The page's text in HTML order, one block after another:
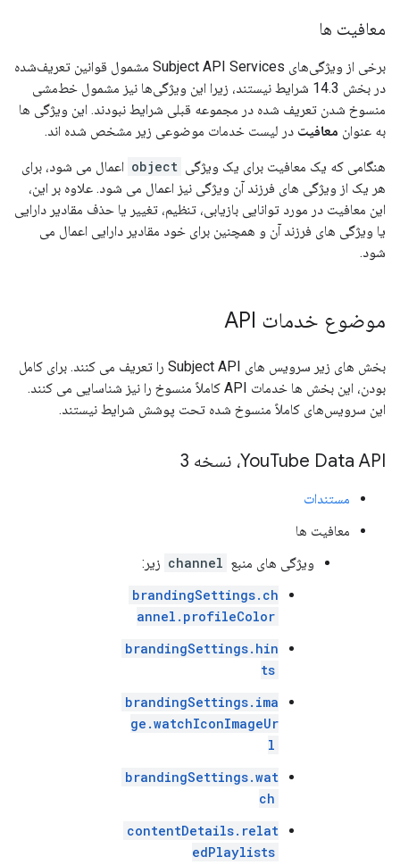
معافیت ها
برخی از ویژگی‌های Subject API Services مشمول قوانین تعریف‌شده
در بخش 14.3 شرایط نیستند، زیرا این ویژگی‌ها نیز مشمول خط‌مشی
منسوخ شدن تعریف شده در مجموعه قبلی شرایط نبودند. این ویژگی ها
به عنوان معافیت در لیست خدمات موضوعی زیر مشخص شده اند.
هنگامی که یک معافیت برای یک ویژگی object اعمال می شود، برای
هر یک از ویژگی های فرزند آن ویژگی نیز اعمال می شود. علاوه بر این،
این معافیت در مورد توانایی بازیابی، تنظیم، تغییر یا حذف مقادیر دارایی
یا ویژگی های فرزند آن و همچنین برای خود مقادیر دارایی اعمال می
شود.
موضوع خدمات API
بخش های زیر سرویس های Subject API را تعریف می کنند. برای کامل
بودن، این بخش ها خدمات API کاملاً منسوخ را نیز شناسایی می کنند.
این سرویس‌های کاملاً منسوخ شده تحت پوشش شرایط نیستند.
YouTube Data API، نسخه 3
مستندات
معافیت ها
ویژگی های منبع channel زیر:
brandingSettings.ch
annel.profileColor
brandingSettings.hin
ts
brandingSettings.ima
ge.watchIconImageUr
l
brandingSettings.wat
ch
contentDetails.relat
edPlaylists